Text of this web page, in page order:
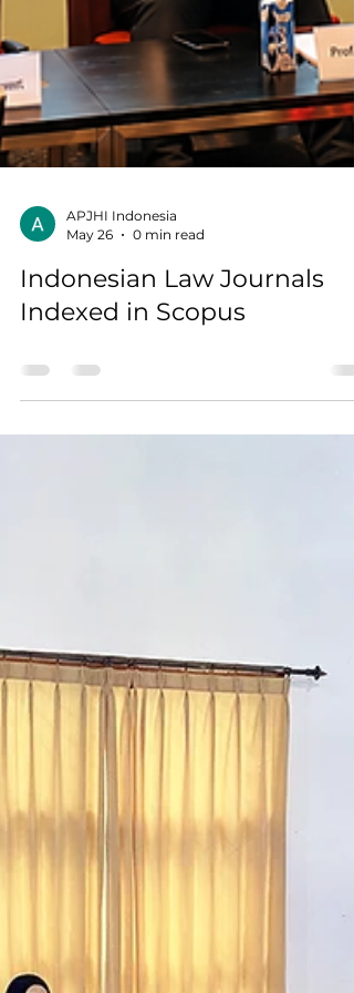
APJHI Indonesia
May 26
0 min read
Indonesian Law Journals
Indexed in Scopus